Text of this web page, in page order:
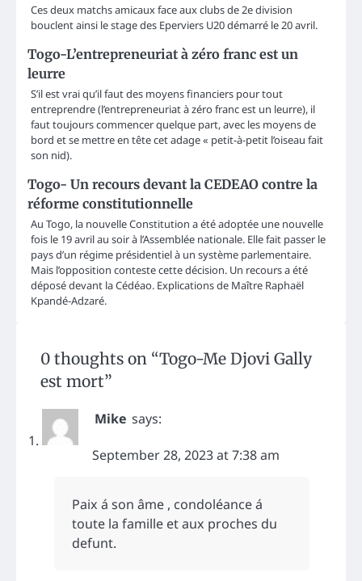
Ces deux matchs amicaux face aux clubs de 2e division
bouclent ainsi le stage des Eperviers U20 démarré le 20 avril.
Togo-L’entrepreneuriat à zéro franc est un
leurre
S’il est vrai qu’il faut des moyens financiers pour tout
entreprendre (l’entrepreneuriat à zéro franc est un leurre), il
faut toujours commencer quelque part, avec les moyens de
bord et se mettre en tête cet adage « petit-à-petit l’oiseau fait
son nid).
Togo- Un recours devant la CEDEAO contre la
réforme constitutionnelle
Au Togo, la nouvelle Constitution a été adoptée une nouvelle
fois le 19 avril au soir à l’Assemblée nationale. Elle fait passer le
pays d’un régime présidentiel à un système parlementaire.
Mais l’opposition conteste cette décision. Un recours a été
déposé devant la Cédéao. Explications de Maître Raphaël
Kpandé-Adzaré.
0 thoughts on “Togo-Me Djovi Gally
est mort”
Mike says:
September 28, 2023 at 7:38 am
Paix á son âme , condoléance á
toute la famille et aux proches du
defunt.